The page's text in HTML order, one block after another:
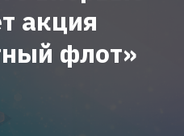
акция
флот»